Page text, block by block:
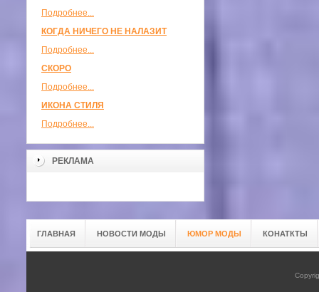
Подробнее...
КОГДА НИЧЕГО НЕ НАЛАЗИТ
Подробнее...
СКОРО
Подробнее...
ИКОНА СТИЛЯ
Подробнее...
РЕКЛАМА
ГЛАВНАЯ НОВОСТИ МОДЫ ЮМОР МОДЫ КОНАТКТЫ